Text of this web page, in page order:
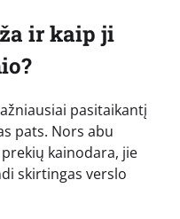
ir kaip ji
pasitaikantį
pats. Nors abu
kainodara, jie
skirtingas verslo